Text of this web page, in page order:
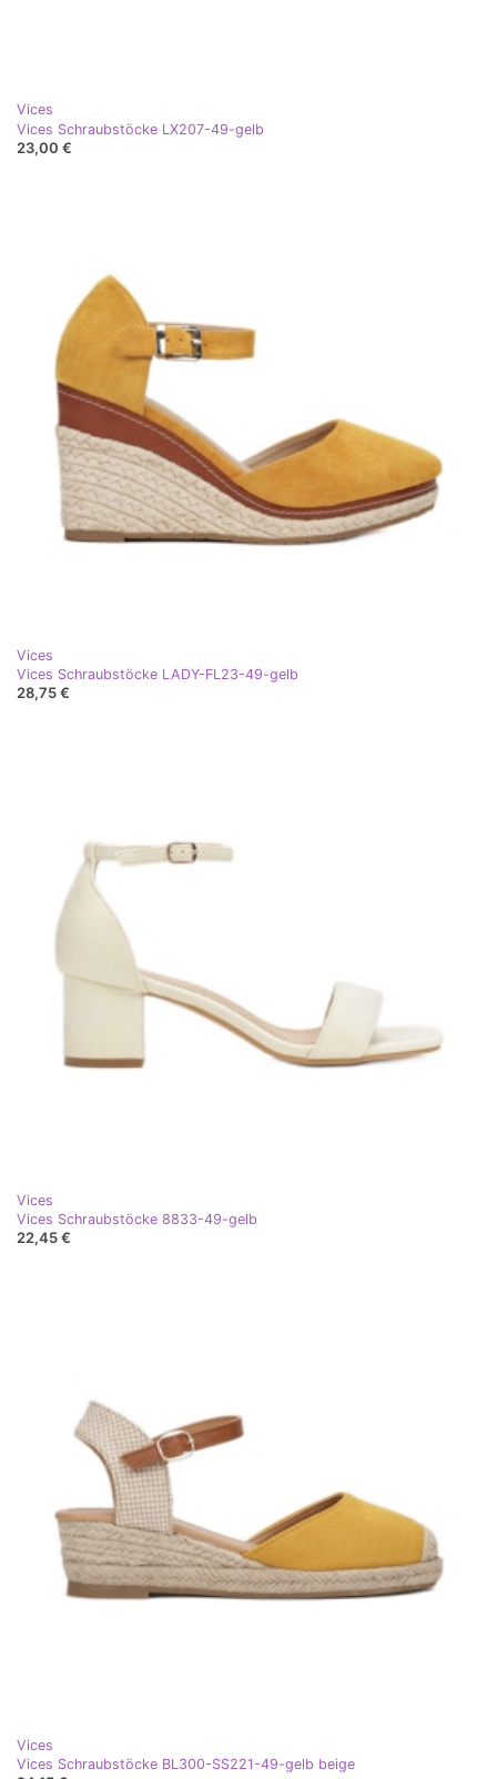
Vices
Vices Schraubstöcke LX207-49-gelb
23,00 €
Vices
Vices Schraubstöcke LADY-FL23-49-gelb
28,75 €
Vices
Vices Schraubstöcke 8833-49-gelb
22,45 €
Vices
Vices Schraubstöcke BL300-SS221-49-gelb beige